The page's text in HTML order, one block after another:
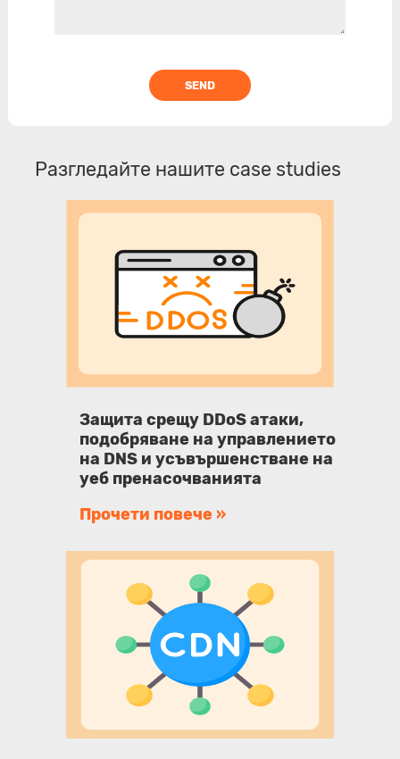
SEND
Разгледайте нашите case studies
Защита срещу DDoS атаки,
подобряване на управлението
на DNS и усъвършенстване на
уеб пренасочванията
Прочети повече »